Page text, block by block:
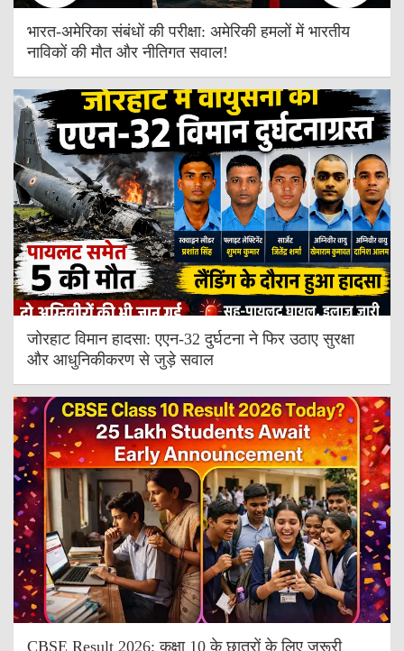
भारत-अमेरिका संबंधों की परीक्षा: अमेरिकी हमलों में भारतीय
नाविकों की मौत और नीतिगत सवाल!
जोरहाट विमान हादसा: एएन-32 दुर्घटना ने फिर उठाए सुरक्षा
और आधुनिकीकरण से जुड़े सवाल
CBSE Result 2026: कक्षा 10 के छात्रों के लिए जरूरी